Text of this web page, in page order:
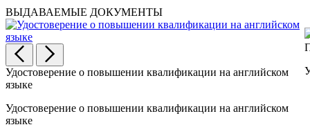
ВЫДАВАЕМЫЕ ДОКУМЕНТЫ
Удостоверение о повышении квалификации на английском
языке
Удостоверение о повышении квалификации на английском
языке